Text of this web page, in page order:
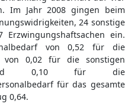
Im Jahr 2008 gingen beim
24 sonstige
Erzwingungshaftsachen ein.
von 0,52 für die
von 0,02 für die sonstigen
und 0,10 für die
für das gesamte
0,64.